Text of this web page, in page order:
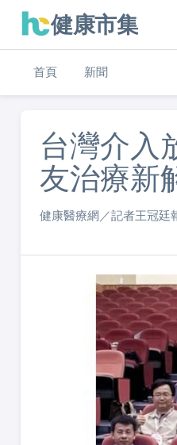
健康市集
首頁 新聞
台灣介入
友治療新
健康醫療網／記者王冠